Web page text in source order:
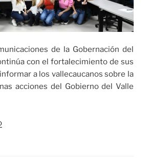
Nacionales
Eje
Cafetero
de la Gobernación del
con el fortalecimiento de sus
a los vallecaucanos sobre la
acciones del Gobierno del Valle
«El